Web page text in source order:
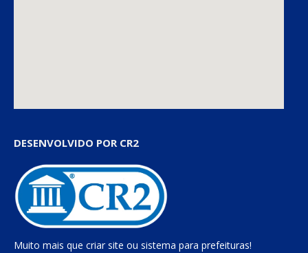
DESENVOLVIDO POR CR2
Muito mais que criar site ou sistema para prefeituras!